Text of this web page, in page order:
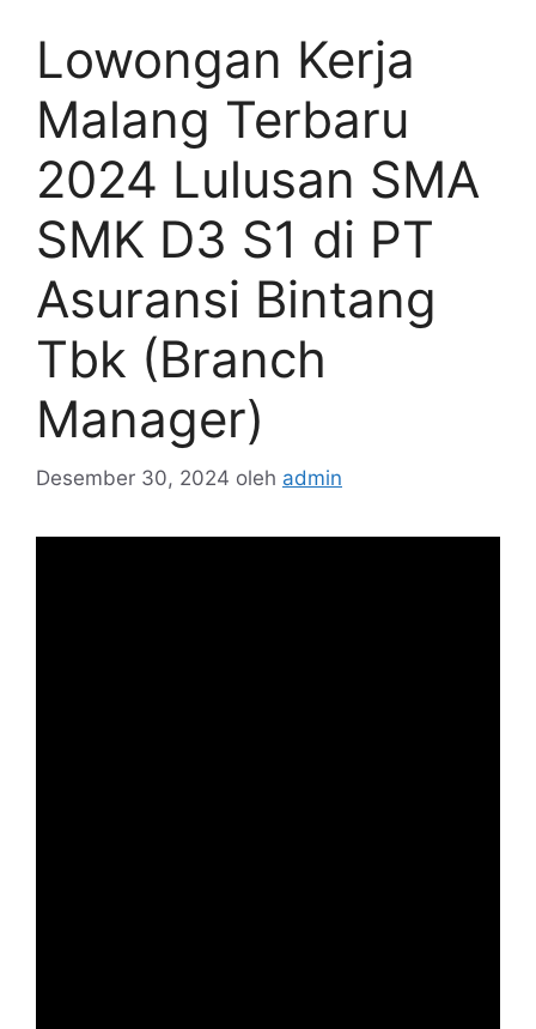
Lowongan Kerja
Malang Terbaru
2024 Lulusan SMA
SMK D3 S1 di PT
Asuransi Bintang
Tbk (Branch
Manager)
Desember 30, 2024 oleh admin